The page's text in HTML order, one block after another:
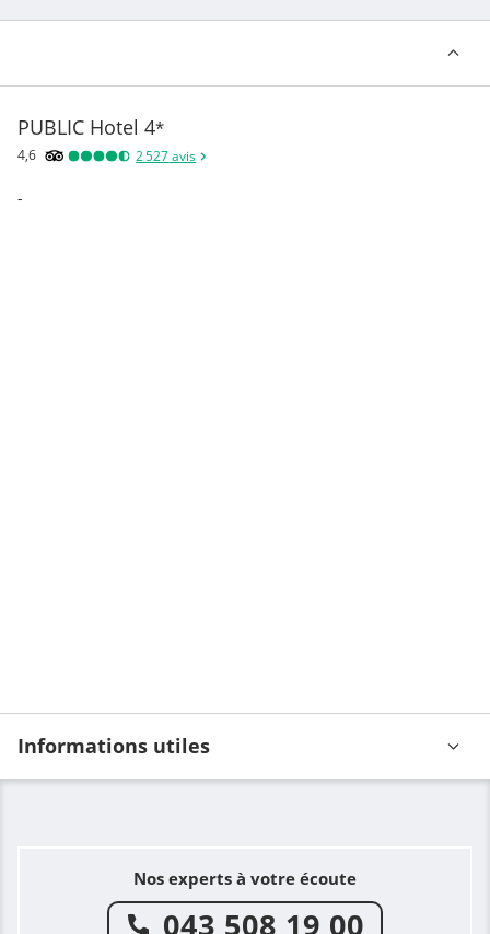
PUBLIC Hotel 4*
4,6 2 527avis
-
Informations utiles
Nos experts à votre écoute
043 508 19 00